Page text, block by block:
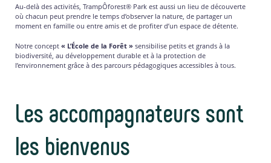
Au-delà des activités, TrampÔforest® Park est aussi un lieu de découverte
où chacun peut prendre le temps d’observer la nature, de partager un
moment en famille ou entre amis et de profiter d’un espace de détente.
Notre concept « L’École de la Forêt » sensibilise petits et grands à la
biodiversité, au développement durable et à la protection de
l’environnement grâce à des parcours pédagogiques accessibles à tous.
Les accompagnateurs sont
les bienvenus